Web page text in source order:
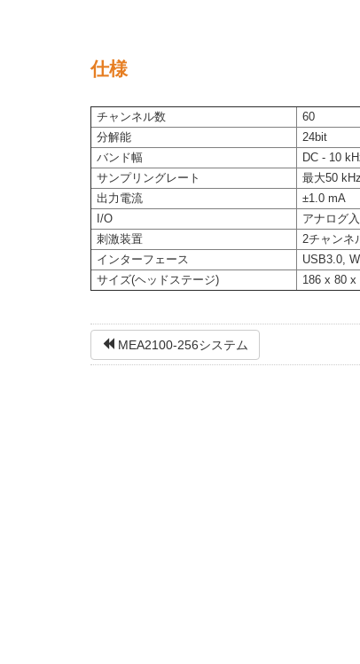
仕様
チャンネル数
60
分解能
24bit
バンド幅
DC - 10
サンプリングレート
最大50 kHz
出力電流
±1.0 mA
I/O
アナログ
刺激装置
2チャンネ
インターフェース
USB3.0,
サイズ(ヘッドステージ)
186 x 80 x
MEA2100-256システム